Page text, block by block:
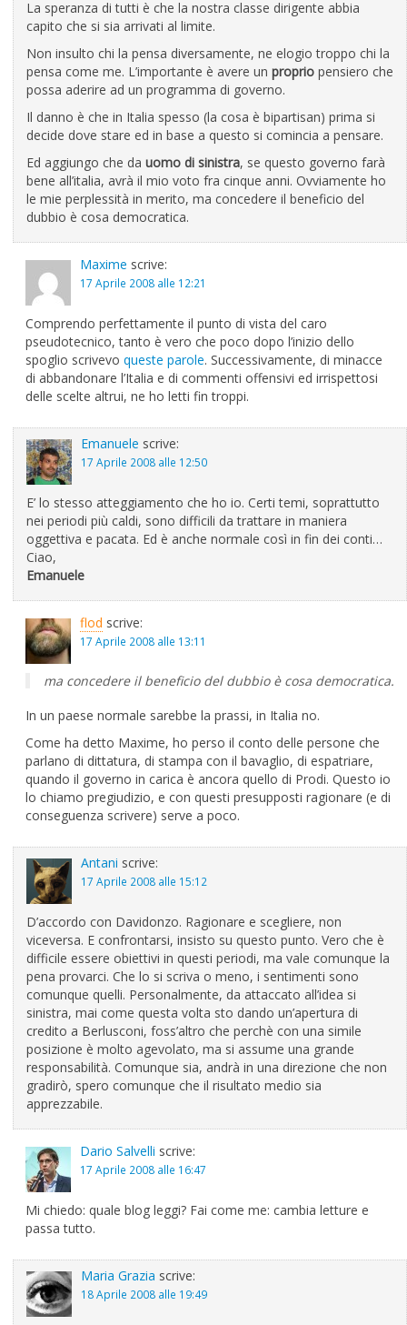
La speranza di tutti è che la nostra classe dirigente abbia
capito che si sia arrivati al limite.
Non insulto chi la pensa diversamente, ne elogio troppo chi la
pensa come me. L’importante è avere un proprio pensiero che
possa aderire ad un programma di governo.
Il danno è che in Italia spesso (la cosa è bipartisan) prima si
decide dove stare ed in base a questo si comincia a pensare.
Ed aggiungo che da uomo di sinistra, se questo governo farà
bene all’italia, avrà il mio voto fra cinque anni. Ovviamente ho
le mie perplessità in merito, ma concedere il beneficio del
dubbio è cosa democratica.
Maxime scrive:
17 Aprile 2008 alle 12:21
Comprendo perfettamente il punto di vista del caro
pseudotecnico, tanto è vero che poco dopo l’inizio dello
spoglio scrivevo queste parole. Successivamente, di minacce
di abbandonare l’Italia e di commenti offensivi ed irrispettosi
delle scelte altrui, ne ho letti fin troppi.
Emanuele scrive:
17 Aprile 2008 alle 12:50
E’ lo stesso atteggiamento che ho io. Certi temi, soprattutto
nei periodi più caldi, sono difficili da trattare in maniera
oggettiva e pacata. Ed è anche normale così in fin dei conti…
Ciao,
Emanuele
flod scrive:
17 Aprile 2008 alle 13:11
ma concedere il beneficio del dubbio è cosa democratica.
In un paese normale sarebbe la prassi, in Italia no.
Come ha detto Maxime, ho perso il conto delle persone che
parlano di dittatura, di stampa con il bavaglio, di espatriare,
quando il governo in carica è ancora quello di Prodi. Questo io
lo chiamo pregiudizio, e con questi presupposti ragionare (e di
conseguenza scrivere) serve a poco.
Antani scrive:
17 Aprile 2008 alle 15:12
D’accordo con Davidonzo. Ragionare e scegliere, non
viceversa. E confrontarsi, insisto su questo punto. Vero che è
difficile essere obiettivi in questi periodi, ma vale comunque la
pena provarci. Che lo si scriva o meno, i sentimenti sono
comunque quelli. Personalmente, da attaccato all’idea si
sinistra, mai come questa volta sto dando un’apertura di
credito a Berlusconi, foss’altro che perchè con una simile
posizione è molto agevolato, ma si assume una grande
responsabilità. Comunque sia, andrà in una direzione che non
gradirò, spero comunque che il risultato medio sia
apprezzabile.
Dario Salvelli scrive:
17 Aprile 2008 alle 16:47
Mi chiedo: quale blog leggi? Fai come me: cambia letture e
passa tutto.
Maria Grazia scrive:
18 Aprile 2008 alle 19:49